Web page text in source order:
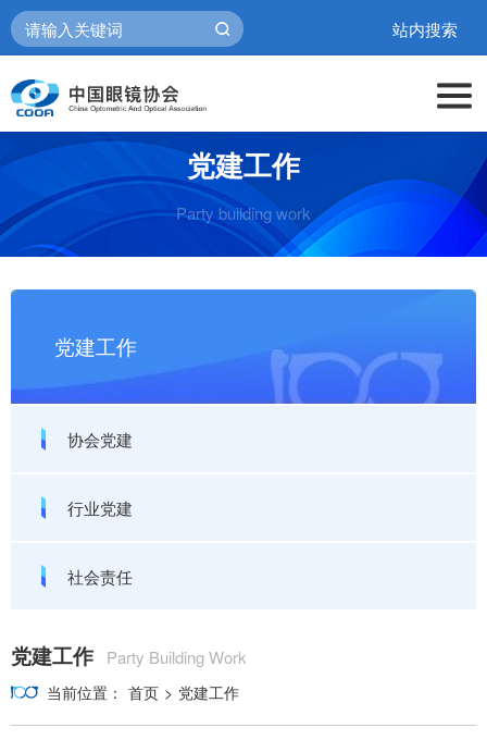
站内搜索
党建工作
Party building work
党建工作
协会党建
行业党建
社会责任
党建工作 Party Building Work
当前位置： 首页 > 党建工作